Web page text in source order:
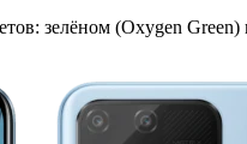
зелёном (Oxygen